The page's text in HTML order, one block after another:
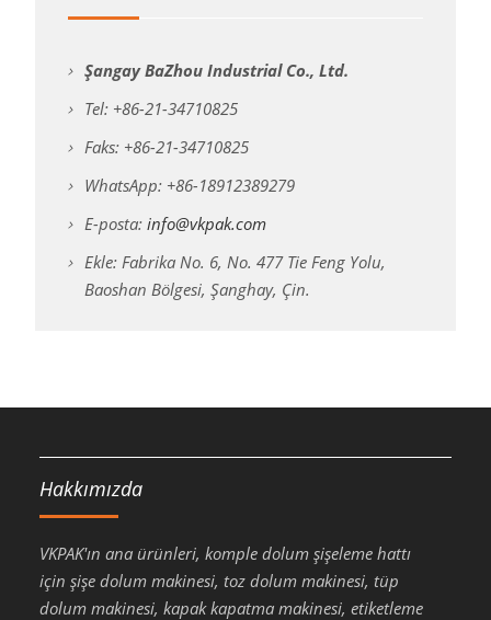
Şangay BaZhou Industrial Co., Ltd.
Tel: +86-21-34710825
Faks: +86-21-34710825
WhatsApp: +86-18912389279
E-posta: info@vkpak.com
Ekle: Fabrika No. 6, No. 477 Tie Feng Yolu,
Baoshan Bölgesi, Şanghay, Çin.
Hakkımızda
VKPAK'ın ana ürünleri, komple dolum şişeleme hattı
için şişe dolum makinesi, toz dolum makinesi, tüp
dolum makinesi, kapak kapatma makinesi, etiketleme